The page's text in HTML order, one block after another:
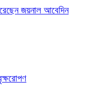
জয়নাল আবেদিন